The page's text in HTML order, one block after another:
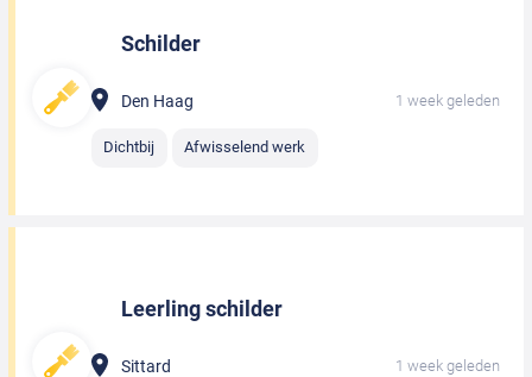
Schilder
Den Haag 1 week geleden
Dichtbij Afwisselend werk
Leerling schilder
Sittard 1 week geleden